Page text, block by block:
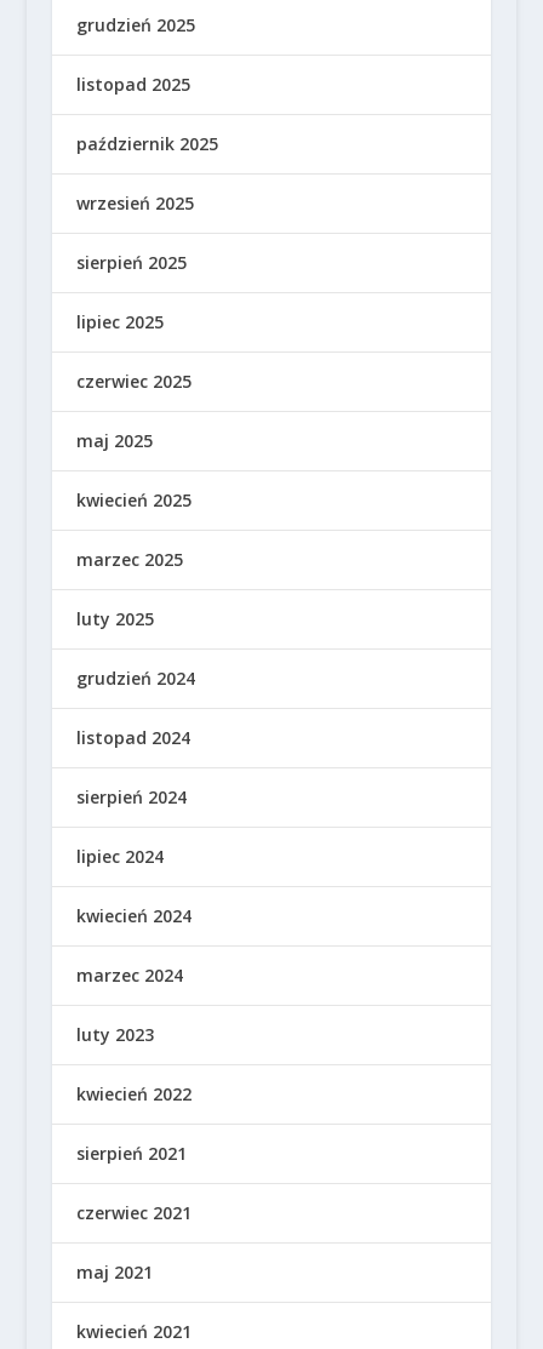
grudzień 2025
listopad 2025
październik 2025
wrzesień 2025
sierpień 2025
lipiec 2025
czerwiec 2025
maj 2025
kwiecień 2025
marzec 2025
luty 2025
grudzień 2024
listopad 2024
sierpień 2024
lipiec 2024
kwiecień 2024
marzec 2024
luty 2023
kwiecień 2022
sierpień 2021
czerwiec 2021
maj 2021
kwiecień 2021